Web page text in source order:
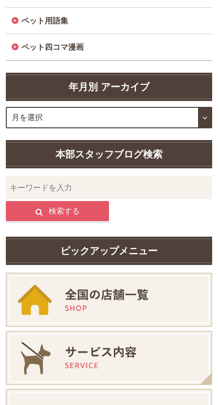
ペット用語集
ペット四コマ漫画
年月別 アーカイブ
本部スタッフブログ検索
検索する
ピックアップメニュー